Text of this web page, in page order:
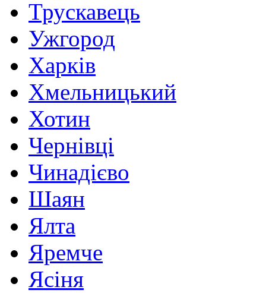
Трускавець
Ужгород
Харків
Хмельницький
Хотин
Чернівці
Чинадієво
Шаян
Ялта
Яремче
Ясіня